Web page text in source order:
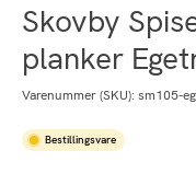
Skovby
planker
Varenummer (SKU): sm105-
Bestillingsvare